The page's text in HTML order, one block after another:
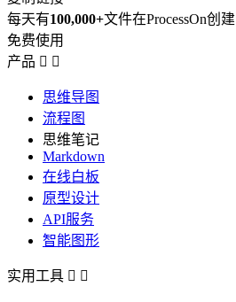
每天有100,000+文件在ProcessOn创建
免费使用
产品  
思维导图
流程图
思维笔记
Markdown
在线白板
原型设计
API服务
智能图形
实用工具  